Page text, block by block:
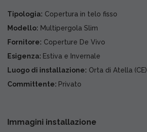
Tipologia: Copertura in telo fisso
Modello: Multipergola Slim
Fornitore: Coperture De Vivo
Esigenza: Estiva e Invernale
Luogo di installazione: Orta di Atella (CE)
Committente: Privato
Immagini installazione